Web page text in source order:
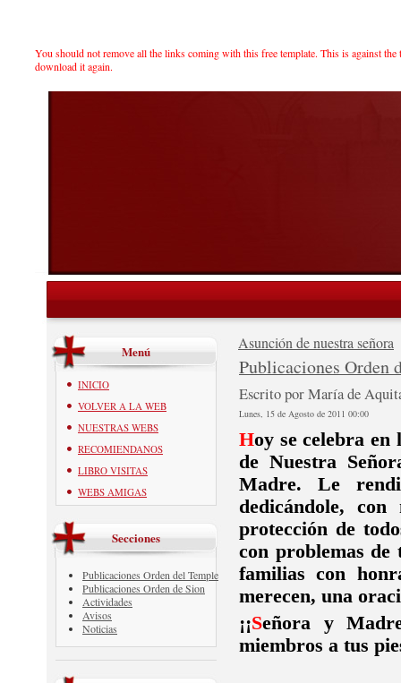
You should not remove all the links coming with this free template. This is against
download it again.
Menú
INICIO
VOLVER A LA WEB
NUESTRAS WEBS
RECOMIENDANOS
LIBRO VISITAS
WEBS AMIGAS
Secciones
Publicaciones Orden del Temple
Publicaciones Orden de Sion
Actividades
Avisos
Noticias
Asunción de nuestra señora
Publicaciones Orden
Escrito por María de
Lunes, 15 de Agosto de 2011 00:00
Hoy se celebra
de Nuestra
Madre. Le
dedicándole,
protección de
con problemas de
familias con
merecen, una
¡¡Señora y
miembros a tus